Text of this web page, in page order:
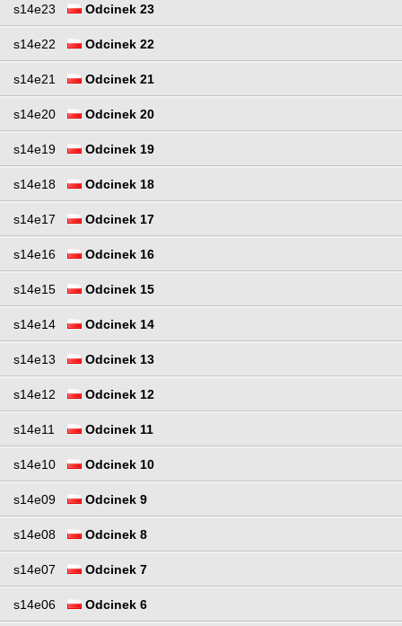
s14e23 Odcinek 23
s14e22 Odcinek 22
s14e21 Odcinek 21
s14e20 Odcinek 20
s14e19 Odcinek 19
s14e18 Odcinek 18
s14e17 Odcinek 17
s14e16 Odcinek 16
s14e15 Odcinek 15
s14e14 Odcinek 14
s14e13 Odcinek 13
s14e12 Odcinek 12
s14e11 Odcinek 11
s14e10 Odcinek 10
s14e09 Odcinek 9
s14e08 Odcinek 8
s14e07 Odcinek 7
s14e06 Odcinek 6